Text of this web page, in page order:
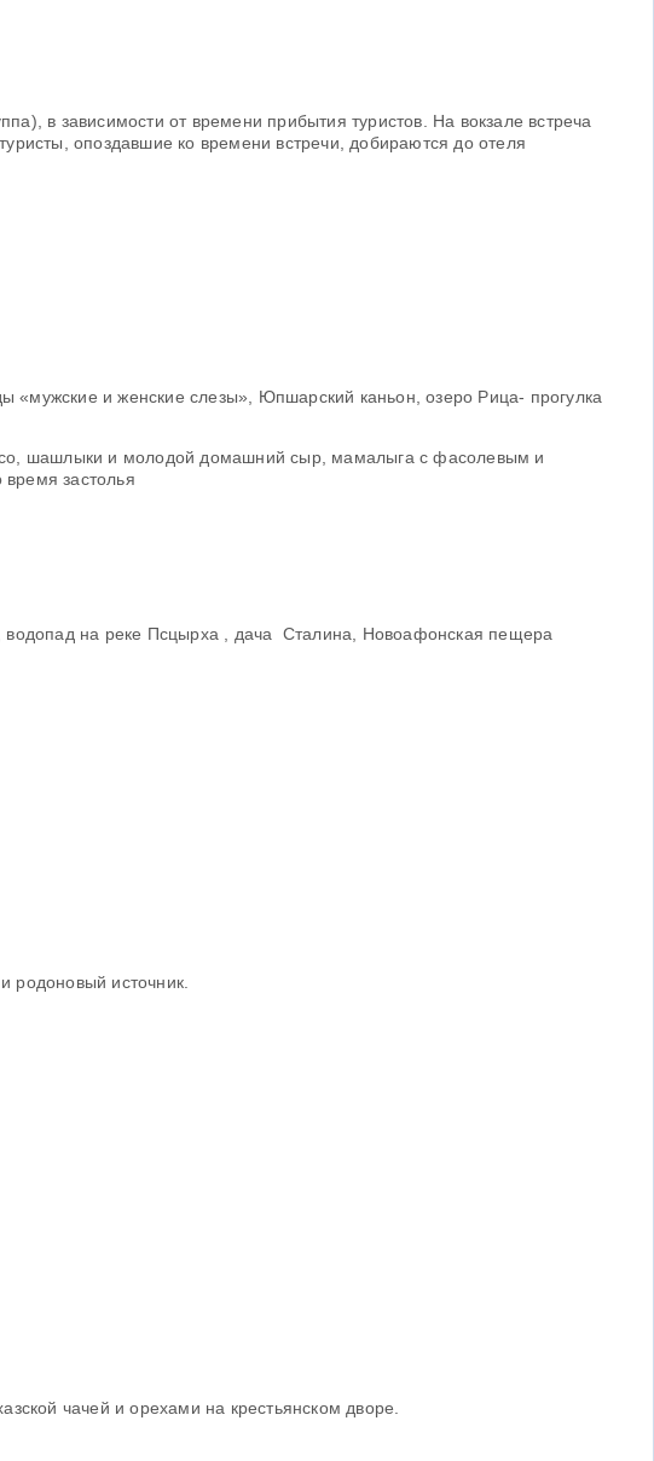
в зависимости от времени прибытия туристов. На вокзале встреча
опоздавшие ко времени встречи, добираются до отеля
«мужские и женские слезы», Юпшарский каньон, озеро Рица- прогулка
шашлыки и молодой домашний сыр, мамалыга с фасолевым и
застолья
на реке Псцырха , дача Сталина, Новоафонская пещера
родоновый источник.
чачей и орехами на крестьянском дворе.